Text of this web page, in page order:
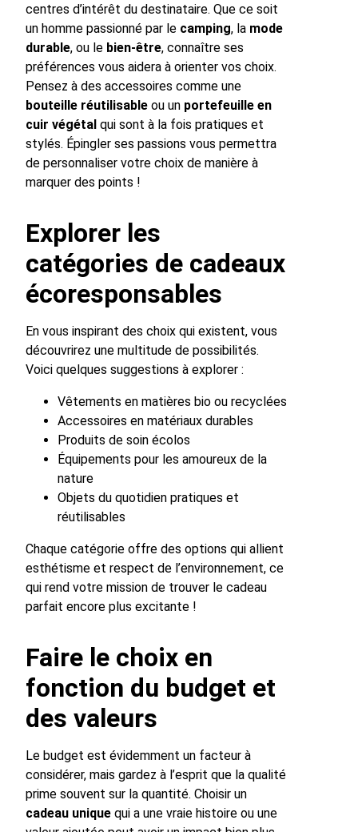
centres d’intérêt du destinataire. Que ce soit
un homme passionné par le camping, la mode
durable, ou le bien-être, connaître ses
préférences vous aidera à orienter vos choix.
Pensez à des accessoires comme une
bouteille réutilisable ou un portefeuille en
cuir végétal qui sont à la fois pratiques et
stylés. Épingler ses passions vous permettra
de personnaliser votre choix de manière à
marquer des points !
Explorer les
catégories de cadeaux
écoresponsables
En vous inspirant des choix qui existent, vous
découvrirez une multitude de possibilités.
Voici quelques suggestions à explorer :
Vêtements en matières bio ou recyclées
Accessoires en matériaux durables
Produits de soin écolos
Équipements pour les amoureux de la
nature
Objets du quotidien pratiques et
réutilisables
Chaque catégorie offre des options qui allient
esthétisme et respect de l’environnement, ce
qui rend votre mission de trouver le cadeau
parfait encore plus excitante !
Faire le choix en
fonction du budget et
des valeurs
Le budget est évidemment un facteur à
considérer, mais gardez à l’esprit que la qualité
prime souvent sur la quantité. Choisir un
cadeau unique qui a une vraie histoire ou une